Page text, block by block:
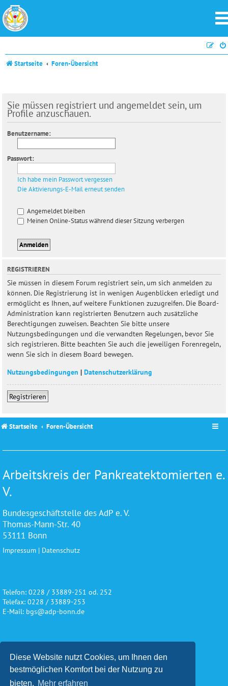
Diese Website nutzt Cookies, um Ihnen den
bestmöglichen Komfort bei der Nutzung zu
bieten. Mehr erfahren
Startseite Foren-Übersicht
Sie müssen registriert und angemeldet sein, um
Profile anzuschauen.
Benutzername:
Passwort:
Ich habe mein Passwort vergessen
Die Aktivierungs-E-Mail erneut senden
Angemeldet bleiben
Meinen Online-Status während dieser Sitzung verbergen
REGISTRIEREN
Sie müssen in diesem Forum registriert sein, um sich anmelden zu
können. Die Registrierung ist in wenigen Augenblicken erledigt und
ermöglicht es Ihnen, auf weitere Funktionen zuzugreifen. Die Board-
Administration kann registrierten Benutzern auch zusätzliche
Berechtigungen zuweisen. Beachten Sie bitte unsere
Nutzungsbedingungen und die verwandten Regelungen, bevor Sie
sich registrieren. Bitte beachten Sie auch die jeweiligen Forenregeln,
wenn Sie sich in diesem Board bewegen.
Nutzungsbedingungen | Datenschutzerklärung
Registrieren
Startseite Foren-Übersicht
Arbeitskreis der Pankreatektomierten e.
V.
Bundesgeschäftstelle des AdP e. V.
Thomas-Mann-Str. 40
53111 Bonn
Impressum | Datenschutz
Telefon: 0228 / 33889-251 od. 252
Telefax: 0228 / 33889-253
E-Mail: bgs@adp-bonn.de
Wir danken für die freundliche
Unterstützung und Förderung